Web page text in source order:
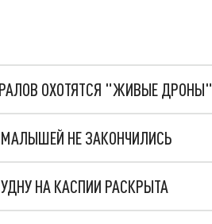
ОХОТЯТСЯ "ЖИВЫЕ ДРОНЫ"
НЕ ЗАКОНЧИЛИСЬ
НА КАСПИИ РАСКРЫТА